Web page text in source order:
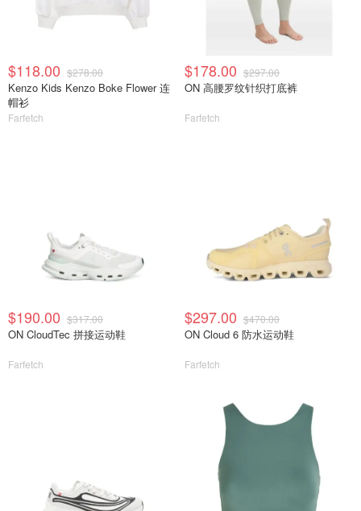
$118.00 $278.00
Kenzo Kids Kenzo Boke Flower 连
帽衫
Farfetch
$178.00 $297.00
ON 高腰罗纹针织打底裤
Farfetch
$190.00 $317.00
ON CloudTec 拼接运动鞋
Farfetch
$297.00 $470.00
ON Cloud 6 防水运动鞋
Farfetch